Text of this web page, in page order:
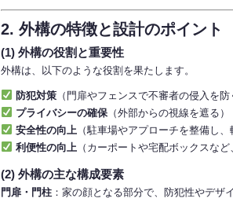
2. 外構の特徴と設計のポイント
(1) 外構の役割と重要性
外構は、以下のような役割を果たします。
防犯対策（門扉やフェンスで不審者の侵入を防
プライバシーの確保（外部からの視線を遮る）
安全性の向上 （駐車場やアプローチを整備し、
利便性の向上 （カーポートや宅配ボックスな
(2) 外構の主な構成要素
門扉・門柱 ：家の顔となる部分で、防犯性やデザ